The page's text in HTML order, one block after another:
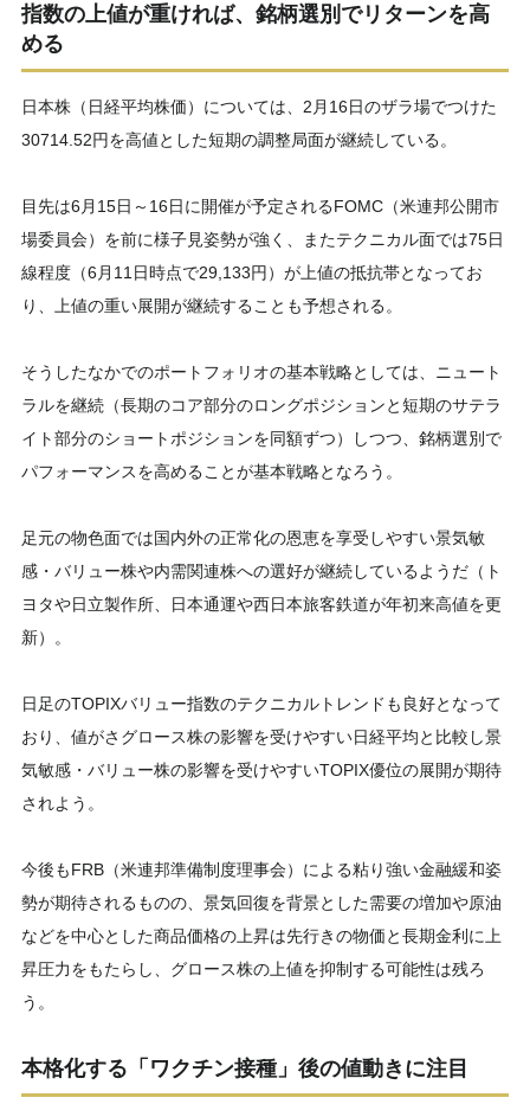
指数の上値が重ければ、銘柄選別でリターンを高
める
日本株（日経平均株価）については、2月16日のザラ場でつけた
30714.52円を高値とした短期の調整局面が継続している。
目先は6月15日～16日に開催が予定されるFOMC（米連邦公開市
場委員会）を前に様子見姿勢が強く、またテクニカル面では75日
線程度（6月11日時点で29,133円）が上値の抵抗帯となってお
り、上値の重い展開が継続することも予想される。
そうしたなかでのポートフォリオの基本戦略としては、ニュート
ラルを継続（長期のコア部分のロングポジションと短期のサテラ
イト部分のショートポジションを同額ずつ）しつつ、銘柄選別で
パフォーマンスを高めることが基本戦略となろう。
足元の物色面では国内外の正常化の恩恵を享受しやすい景気敏
感・バリュー株や内需関連株への選好が継続しているようだ（ト
ヨタや日立製作所、日本通運や西日本旅客鉄道が年初来高値を更
新）。
日足のTOPIXバリュー指数のテクニカルトレンドも良好となって
おり、値がさグロース株の影響を受けやすい日経平均と比較し景
気敏感・バリュー株の影響を受けやすいTOPIX優位の展開が期待
されよう。
今後もFRB（米連邦準備制度理事会）による粘り強い金融緩和姿
勢が期待されるものの、景気回復を背景とした需要の増加や原油
などを中心とした商品価格の上昇は先行きの物価と長期金利に上
昇圧力をもたらし、グロース株の上値を抑制する可能性は残ろ
う。
本格化する「ワクチン接種」後の値動きに注目